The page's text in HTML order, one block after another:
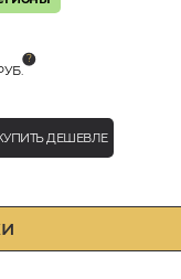
ДЕШЕВЛЕ